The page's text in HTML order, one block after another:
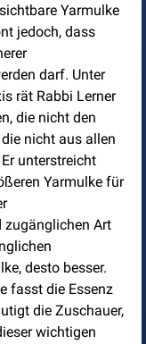
Yarmulke
jedoch, dass
darf. Unter
rät Rabbi Lerner
die nicht den
nicht aus allen
unterstreicht
Yarmulke für
Art
desto besser.
fasst die Essenz
die Zuschauer,
wichtigen